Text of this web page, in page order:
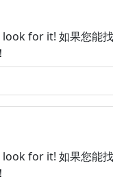
for it! 如果您能找
for it! 如果您能找